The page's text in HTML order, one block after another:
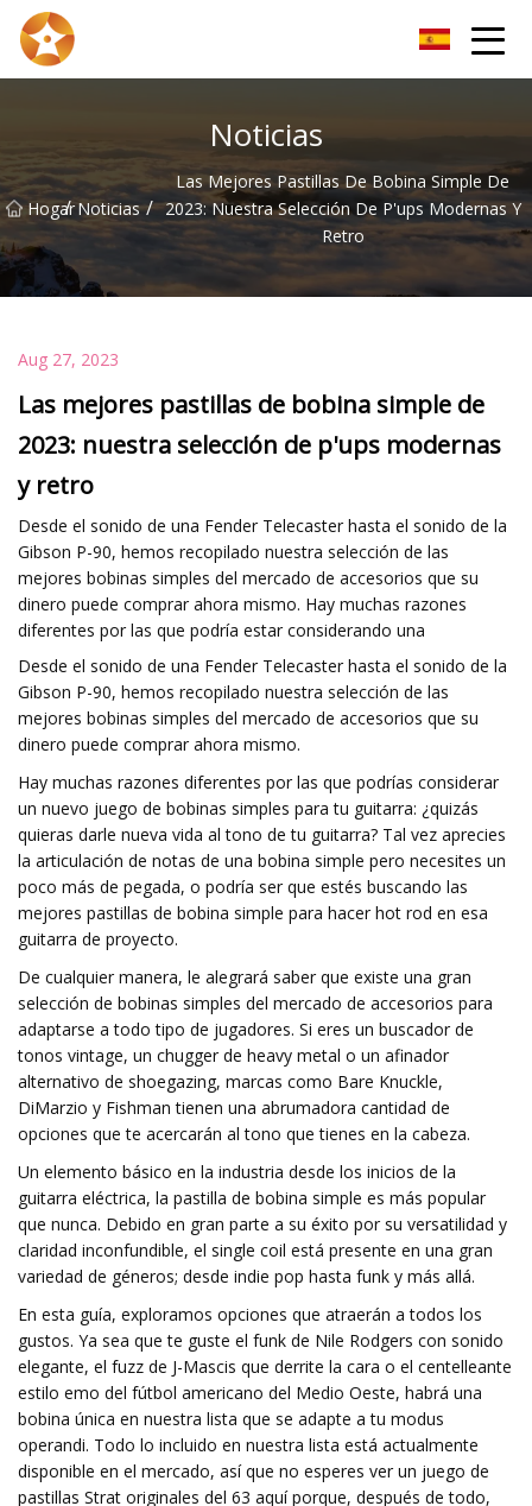
Noticias
Hogar
/ Noticias /
Las Mejores Pastillas De Bobina Simple De
2023: Nuestra Selección De P'ups Modernas Y
Retro
Aug 27, 2023
Las mejores pastillas de bobina simple de
2023: nuestra selección de p'ups modernas
y retro
Desde el sonido de una Fender Telecaster hasta el sonido de la
Gibson P-90, hemos recopilado nuestra selección de las
mejores bobinas simples del mercado de accesorios que su
dinero puede comprar ahora mismo. Hay muchas razones
diferentes por las que podría estar considerando una
Desde el sonido de una Fender Telecaster hasta el sonido de la
Gibson P-90, hemos recopilado nuestra selección de las
mejores bobinas simples del mercado de accesorios que su
dinero puede comprar ahora mismo.
Hay muchas razones diferentes por las que podrías considerar
un nuevo juego de bobinas simples para tu guitarra: ¿quizás
quieras darle nueva vida al tono de tu guitarra? Tal vez aprecies
la articulación de notas de una bobina simple pero necesites un
poco más de pegada, o podría ser que estés buscando las
mejores pastillas de bobina simple para hacer hot rod en esa
guitarra de proyecto.
De cualquier manera, le alegrará saber que existe una gran
selección de bobinas simples del mercado de accesorios para
adaptarse a todo tipo de jugadores. Si eres un buscador de
tonos vintage, un chugger de heavy metal o un afinador
alternativo de shoegazing, marcas como Bare Knuckle,
DiMarzio y Fishman tienen una abrumadora cantidad de
opciones que te acercarán al tono que tienes en la cabeza.
Un elemento básico en la industria desde los inicios de la
guitarra eléctrica, la pastilla de bobina simple es más popular
que nunca. Debido en gran parte a su éxito por su versatilidad y
claridad inconfundible, el single coil está presente en una gran
variedad de géneros; desde indie pop hasta funk y más allá.
En esta guía, exploramos opciones que atraerán a todos los
gustos. Ya sea que te guste el funk de Nile Rodgers con sonido
elegante, el fuzz de J-Mascis que derrite la cara o el centelleante
estilo emo del fútbol americano del Medio Oeste, habrá una
bobina única en nuestra lista que se adapte a tu modus
operandi. Todo lo incluido en nuestra lista está actualmente
disponible en el mercado, así que no esperes ver un juego de
pastillas Strat originales del 63 aquí porque, después de todo,